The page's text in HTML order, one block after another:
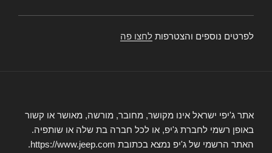
לפרטים נוספים והצטרפות לחצו פה
אתר ג'יפי ישראל אינו מקושר, מחובר, מורשה, מאושר או קשור
באופן רשמי לחברת ג'יפ, או לכל חברה בת שלה או שותפיה.
האתר הרשמי של ג'יפ נמצא בכתובת https://www.jeep.com.